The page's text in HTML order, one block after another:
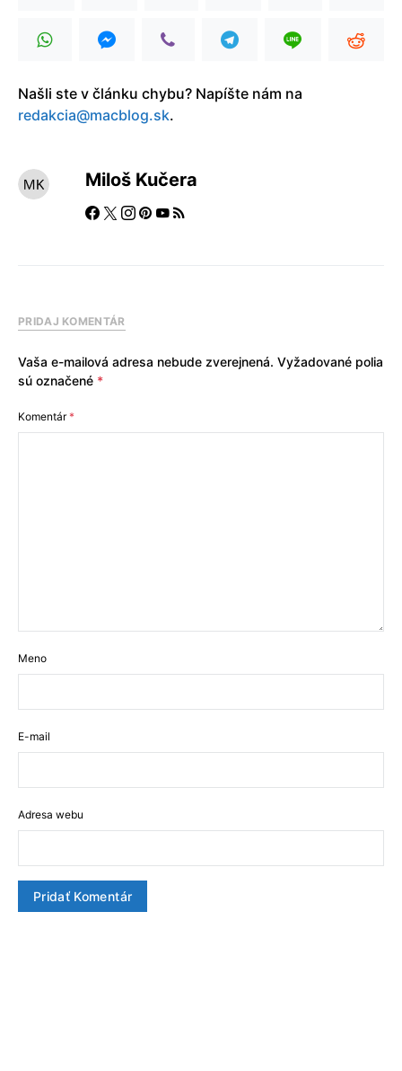
Našli ste v článku chybu? Napíšte nám na
redakcia@macblog.sk.
Miloš Kučera
PRIDAJ KOMENTÁR
Vaša e-mailová adresa nebude zverejnená. Vyžadované polia
sú označené *
Komentár*
Meno
E-mail
Adresa webu